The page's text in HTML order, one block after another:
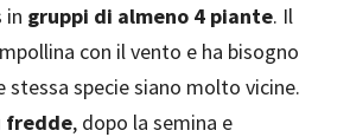
in gruppi di almeno 4 piante. Il
con il vento e ha bisogno
stessa specie siano molto vicine.
fredde, dopo la semina e